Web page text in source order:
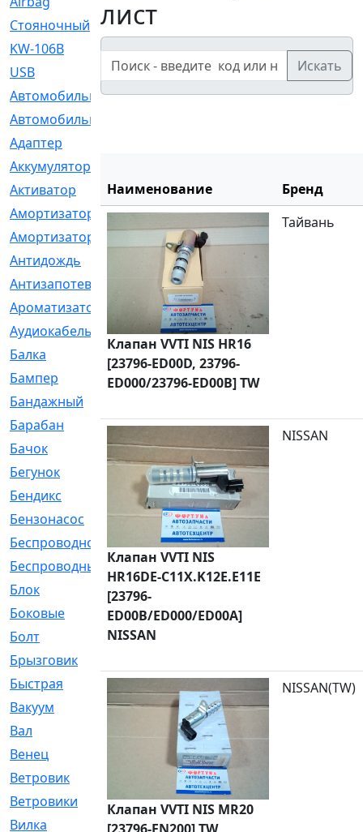
Cтояночный
KW-106B
[0]
USB
[6]
Автомобильное
[6]
Автомобильный
Адаптер
Аккумулятор
Активатор
[1]
Амортизатор
[608]
Амортизаторы
[21]
Антидождь
[1]
Антизапотеватель
[1]
Ароматизатор
[35]
Аудиокабель
[2]
Балка
[58]
Бампер
[137]
Бандажный
Барабан
[5]
Бачок
[40]
Бегунок
[21]
Бендикс
[26]
Бензонасос
[17]
Беспроводное
[2]
Беспроводные
[1]
Блок
[81]
Боковые
[4]
Болт
[247]
Брызговик
Быстрая
[2]
Вакуум
[23]
Вал
Венец
[16]
Ветровик
Ветровики
[2]
Вилка
[15]
лист
Искать
Наименование Бренд
Клапан VVTI NIS HR16
[23796-ED00D, 23796-
ED000/23796-ED00B] TW
Тайвань
Клапан VVTI NIS
HR16DE-C11X.K12E.E11E
[23796-
ED00B/ED000/ED00A]
NISSAN
NISSAN
Клапан VVTI NIS MR20
NISSAN(TW)